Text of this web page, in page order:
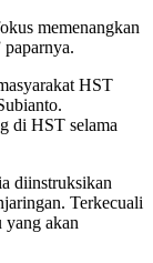
memenangkan
HST
di HST selama
diinstruksikan
Terkecuali
yang akan